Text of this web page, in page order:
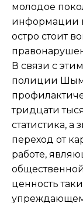
молодое
информации
остро стоит
В связи с
полиции
тридцати
статистика,
переход от
работе,
ценность
упреждающем